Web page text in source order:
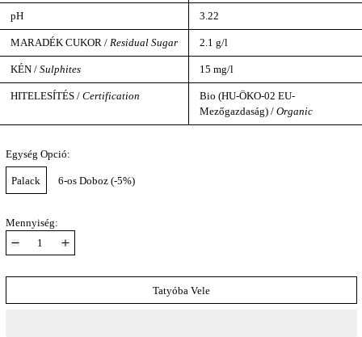
pH 3.22
MARADÉK CUKOR / Residual Sugar 2.1 g/l
KÉN / Sulphites 15 mg/l
HITELESÍTÉS / Certification
Bio (HU-ÖKO-02 EU-
Mezőgazdaság) / Organic
Egység Opció:
Palack 6-os Doboz (-5%)
Mennyiség:
Tatyóba Vele